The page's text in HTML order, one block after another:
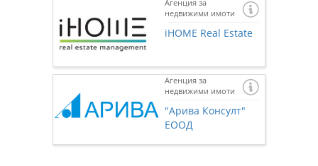
Агенция за
недвижими имоти
iHOME Real Estate
Агенция за
недвижими имоти
"Арива Консулт"
ЕООД